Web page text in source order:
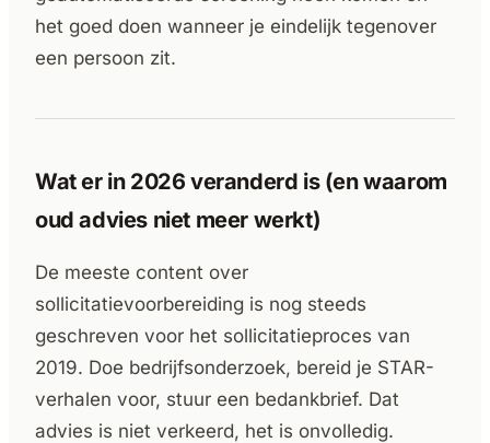
het goed doen wanneer je eindelijk tegenover
een persoon zit.
Wat er in 2026 veranderd is (en waarom
oud advies niet meer werkt)
De meeste content over
sollicitatievoorbereiding is nog steeds
geschreven voor het sollicitatieproces van
2019. Doe bedrijfsonderzoek, bereid je STAR-
verhalen voor, stuur een bedankbrief. Dat
advies is niet verkeerd, het is onvolledig.